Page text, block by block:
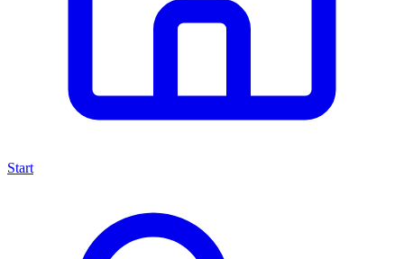
Start